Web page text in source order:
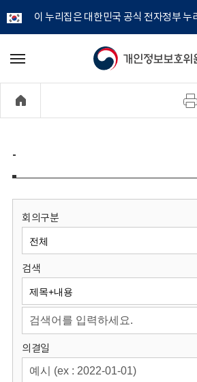
이 누리집은 대한민국 공식 전자정부 누
개
정
보
원
회
메
기
-
회의구분
검색
의결일